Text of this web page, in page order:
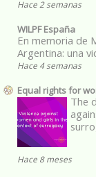
Hace 2 semanas
WILPF España
En memoria de
Argentina: una
Hace 4 semanas
Equal rights for
The
Hace 8 meses